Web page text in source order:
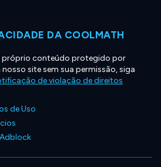
DA COOLMATH
próprio conteúdo protegido por
site sem sua permissão, siga
de violação de direitos
de Uso